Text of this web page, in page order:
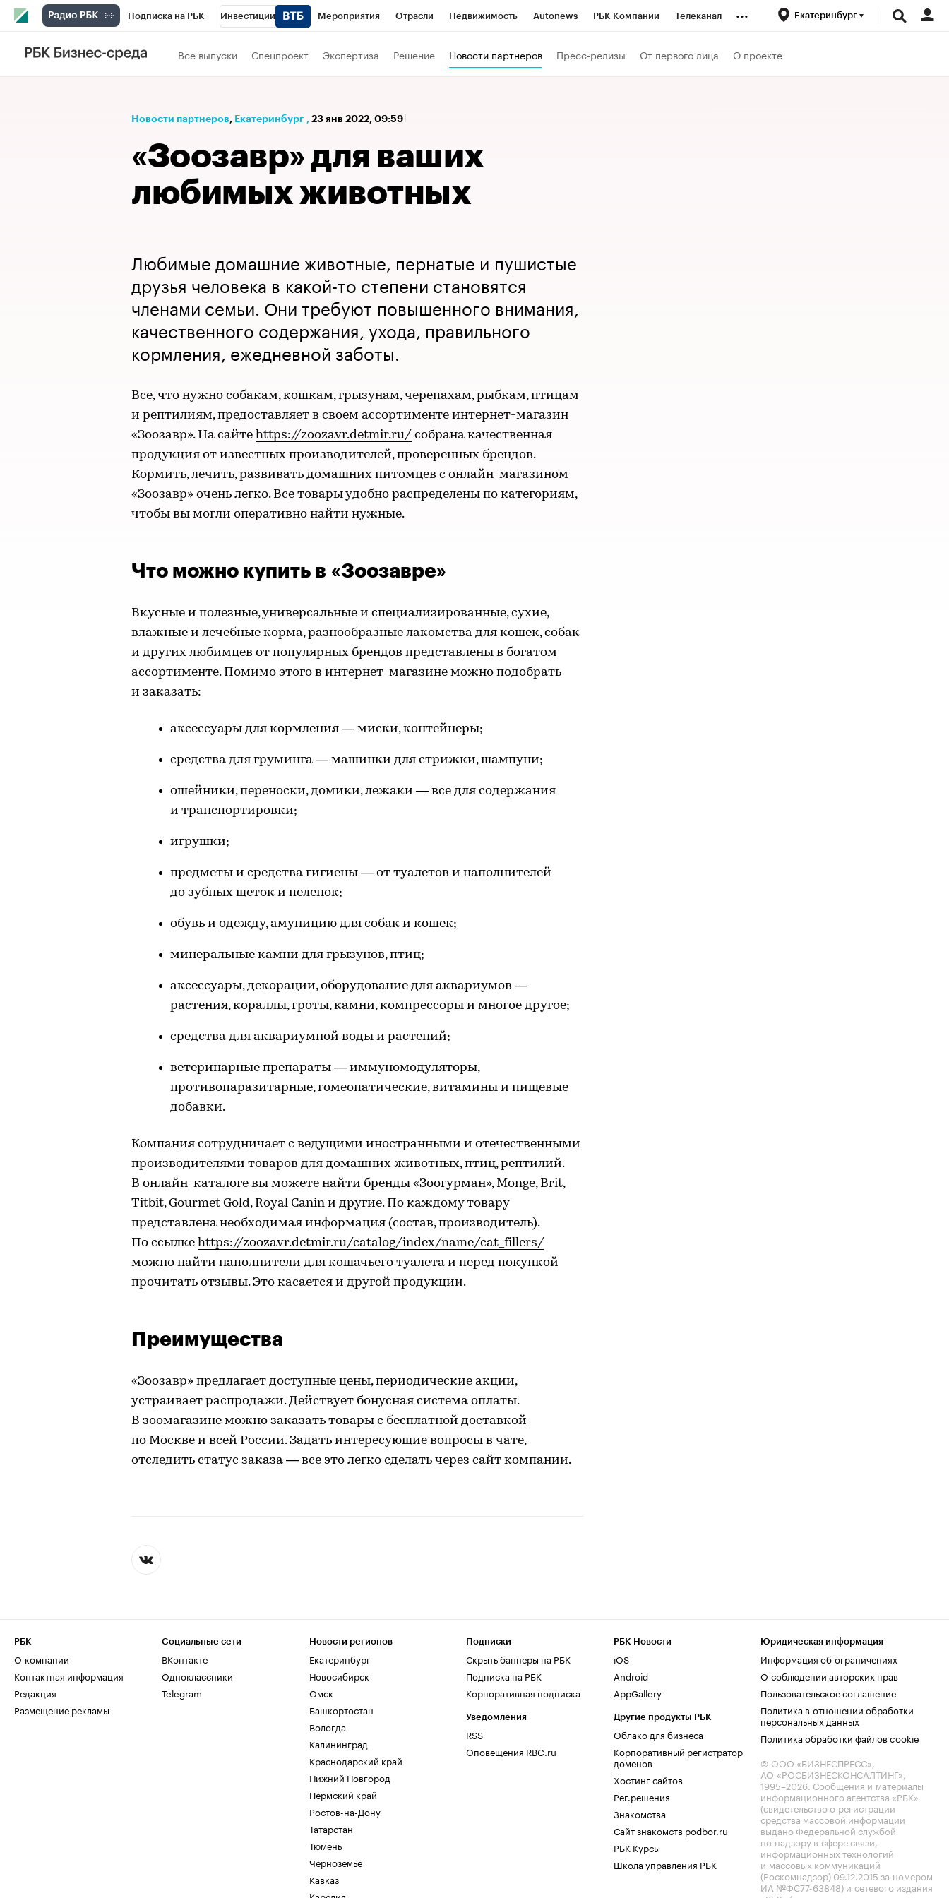
Подписка на РБК Инвестиции Мероприятия Отрасли Недвижимость Autonews РБК Компании Телеканал
РБК Вино
Проверка контрагентов
... Екатеринбург
Все выпуски Спецпроект Экспертиза Решение Новости партнеров Пресс-релизы От первого лица О проекте
Новости партнеров⁠, Екатеринбург , 23 янв 2022, 09:59
«Зоозавр» для ваших
любимых животных
Любимые домашние животные, пернатые и пушистые
друзья человека в какой-то степени становятся
членами семьи. Они требуют повышенного внимания,
качественного содержания, ухода, правильного
кормления, ежедневной заботы.
Все, что нужно собакам, кошкам, грызунам, черепахам, рыбкам, птицам
и рептилиям, предоставляет в своем ассортименте интернет-магазин
«Зоозавр». На сайте https://zoozavr.detmir.ru/ собрана качественная
продукция от известных производителей, проверенных брендов.
Кормить, лечить, развивать домашних питомцев с онлайн-магазином
«Зоозавр» очень легко. Все товары удобно распределены по категориям,
чтобы вы могли оперативно найти нужные.
Что можно купить в «Зоозавре»
Вкусные и полезные, универсальные и специализированные, сухие,
влажные и лечебные корма, разнообразные лакомства для кошек, собак
и других любимцев от популярных брендов представлены в богатом
ассортименте. Помимо этого в интернет-магазине можно подобрать
и заказать:
аксессуары для кормления — миски, контейнеры;
средства для груминга — машинки для стрижки, шампуни;
ошейники, переноски, домики, лежаки — все для содержания
и транспортировки;
игрушки;
предметы и средства гигиены — от туалетов и наполнителей
до зубных щеток и пеленок;
обувь и одежду, амуницию для собак и кошек;
минеральные камни для грызунов, птиц;
аксессуары, декорации, оборудование для аквариумов —
растения, кораллы, гроты, камни, компрессоры и многое другое;
средства для аквариумной воды и растений;
ветеринарные препараты — иммуномодуляторы,
противопаразитарные, гомеопатические, витамины и пищевые
добавки.
Компания сотрудничает с ведущими иностранными и отечественными
производителями товаров для домашних животных, птиц, рептилий.
В онлайн-каталоге вы можете найти бренды «Зоогурман», Monge, Brit,
Titbit, Gourmet Gold, Royal Canin и другие. По каждому товару
представлена необходимая информация (состав, производитель).
По ссылке https://zoozavr.detmir.ru/catalog/index/name/cat_fillers/
можно найти наполнители для кошачьего туалета и перед покупкой
прочитать отзывы. Это касается и другой продукции.
Преимущества
«Зоозавр» предлагает доступные цены, периодические акции,
устраивает распродажи. Действует бонусная система оплаты.
В зоомагазине можно заказать товары с бесплатной доставкой
по Москве и всей России. Задать интересующие вопросы в чате,
отследить статус заказа — все это легко сделать через сайт компании.
РБК
О компании
Контактная информация
Редакция
Размещение рекламы
Социальные сети
ВКонтакте
Одноклассники
Telegram
Новости регионов
Екатеринбург
Новосибирск
Омск
Башкортостан
Вологда
Калининград
Краснодарский край
Нижний Новгород
Пермский край
Ростов-на-Дону
Татарстан
Тюмень
Черноземье
Кавказ
Подписки
Скрыть баннеры на РБК
Подписка на РБК
Корпоративная подписка
Уведомления
RSS
Оповещения RBC.ru
РБК Новости
iOS
Android
AppGallery
Другие продукты РБК
Облако для бизнеса
Корпоративный регистратор
доменов
Хостинг сайтов
Рег.решения
Знакомства
Сайт знакомств podbor.ru
РБК Курсы
Школа управления РБК
Юридическая информация
Информация об ограничениях
О соблюдении авторских прав
Пользовательское соглашение
Политика в отношении обработки
персональных данных
Политика обработки файлов cookie
© ООО «БИЗНЕСПРЕСС»,
АО «РОСБИЗНЕСКОНСАЛТИНГ»,
1995–2026. Сообщения и материалы
информационного агентства «РБК»
(свидетельство о регистрации
средства массовой информации
выдано Федеральной службой
по надзору в сфере связи,
информационных технологий
и массовых коммуникаций
(Роскомнадзор) 09.12.2015 за номером
ИА №ФС77-63848) и сетевого издания